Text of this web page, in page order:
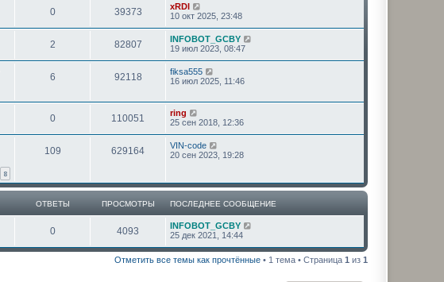
0 39373
xRDI
10 окт 2025, 23:48
2 82807
INFOBOT_GCBY
19 июл 2023, 08:47
6 92118
fiksa555
16 июл 2025, 11:46
0 110051
ring
25 сен 2018, 12:36
8
109 629164
VIN-code
20 сен 2023, 19:28
ОТВЕТЫ ПРОСМОТРЫ ПОСЛЕДНЕЕ СООБЩЕНИЕ
0 4093
INFOBOT_GCBY
25 дек 2021, 14:44
Отметить все темы как прочтённые • 1 тема • Страница 1 из 1